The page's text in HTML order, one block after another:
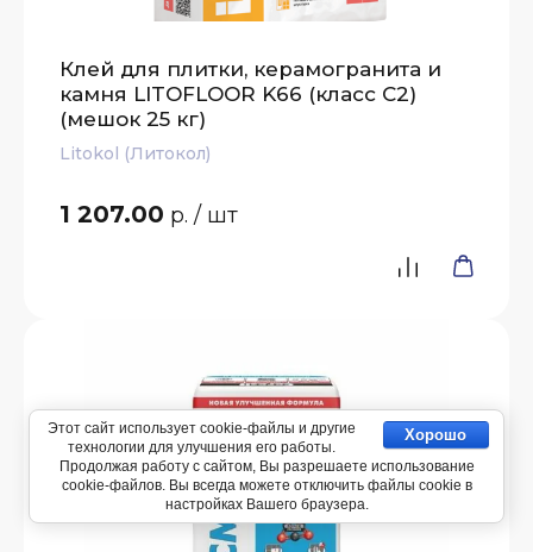
Клей для плитки, керамогранита и
камня LITOFLOOR K66 (класс С2)
(мешок 25 кг)
Litokol (Литокол)
1 207.00 р. / шт
Хорошо
Этот сайт использует cookie-файлы и другие
технологии для улучшения его работы.
Продолжая работу с сайтом, Вы разрешаете использование
cookie-файлов. Вы всегда можете отключить файлы cookie в
настройках Вашего браузера.